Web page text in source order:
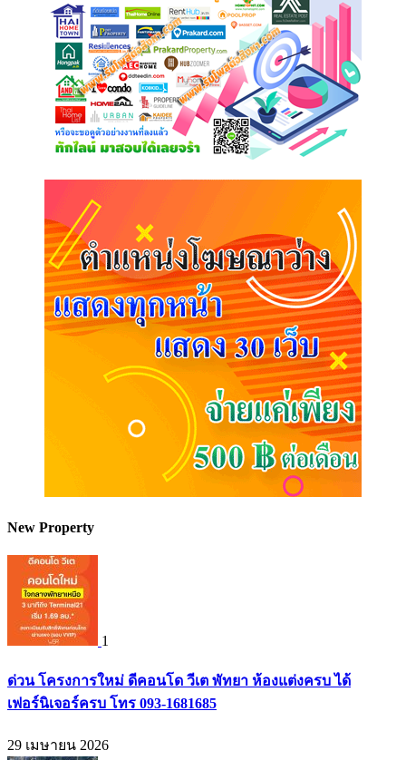
New Property
1
ด่วน โครงการใหม่ ดีคอนโด วีเต พัทยา ห้องแต่งครบ ได้
เฟอร์นิเจอร์ครบ โทร 093-1681685
29 เมษายน 2026